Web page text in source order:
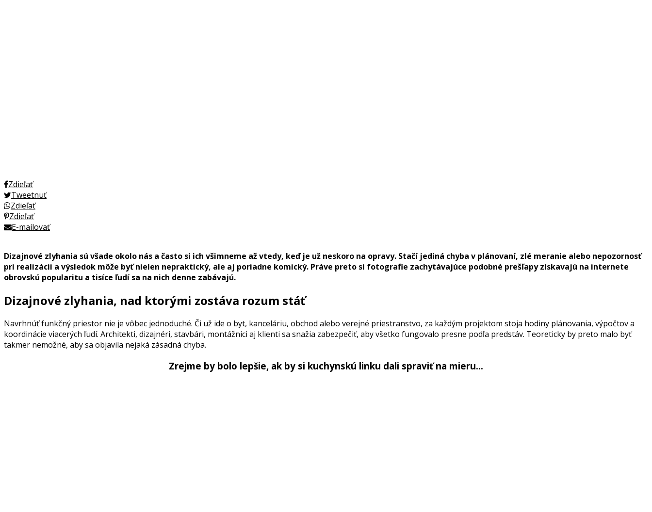
Zdieľať
Tweetnuť
Zdieľať
Zdieľať
E-mailovať
Dizajnové zlyhania sú všade okolo nás a často si ich všimneme až vtedy, keď je už neskoro na opravy. Stačí jediná chyba v plánovaní, zlé meranie alebo nepozornosť
pri realizácii a výsledok môže byť nielen nepraktický, ale aj poriadne komický. Práve preto si fotografie zachytávajúce podobné prešľapy získavajú na internete
obrovskú popularitu a tisíce ľudí sa na nich denne zabávajú.
Dizajnové zlyhania, nad ktorými zostáva rozum stáť
Navrhnúť funkčný priestor nie je vôbec jednoduché. Či už ide o byt, kanceláriu, obchod alebo verejné priestranstvo, za každým projektom stoja hodiny plánovania, výpočtov a
koordinácie viacerých ľudí. Architekti, dizajnéri, stavbári, montážnici aj klienti sa snažia zabezpečiť, aby všetko fungovalo presne podľa predstáv. Teoreticky by preto malo byť
takmer nemožné, aby sa objavila nejaká zásadná chyba.
Zrejme by bolo lepšie, ak by si kuchynskú linku dali spraviť na mieru…